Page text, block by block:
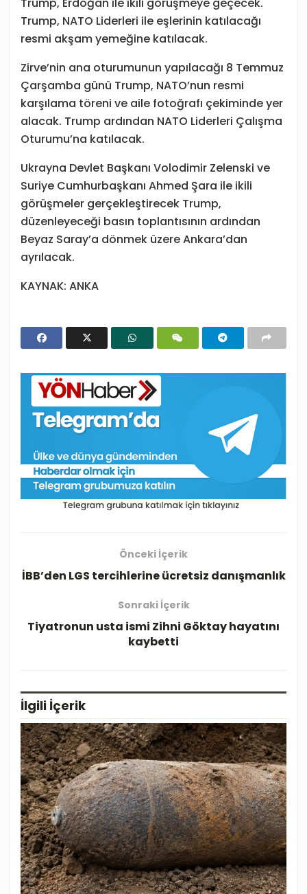
Trump, NATO Liderleri ile eşlerinin katılacağı
resmi akşam yemeğine katılacak.
Zirve’nin ana oturumunun yapılacağı 8 Temmuz
Çarşamba günü Trump, NATO’nun resmi
karşılama töreni ve aile fotoğrafı çekiminde yer
alacak. Trump ardından NATO Liderleri Çalışma
Oturumu’na katılacak.
Ukrayna Devlet Başkanı Volodimir Zelenski ve
Suriye Cumhurbaşkanı Ahmed Şara ile ikili
görüşmeler gerçekleştirecek Trump,
düzenleyeceği basın toplantısının ardından
Beyaz Saray’a dönmek üzere Ankara’dan
ayrılacak.
KAYNAK: ANKA
Önceki İçerik
İBB’den LGS tercihlerine ücretsiz danışmanlık
Sonraki İçerik
Tiyatronun usta ismi Zihni Göktay hayatını
kaybetti
İlgili İçerik